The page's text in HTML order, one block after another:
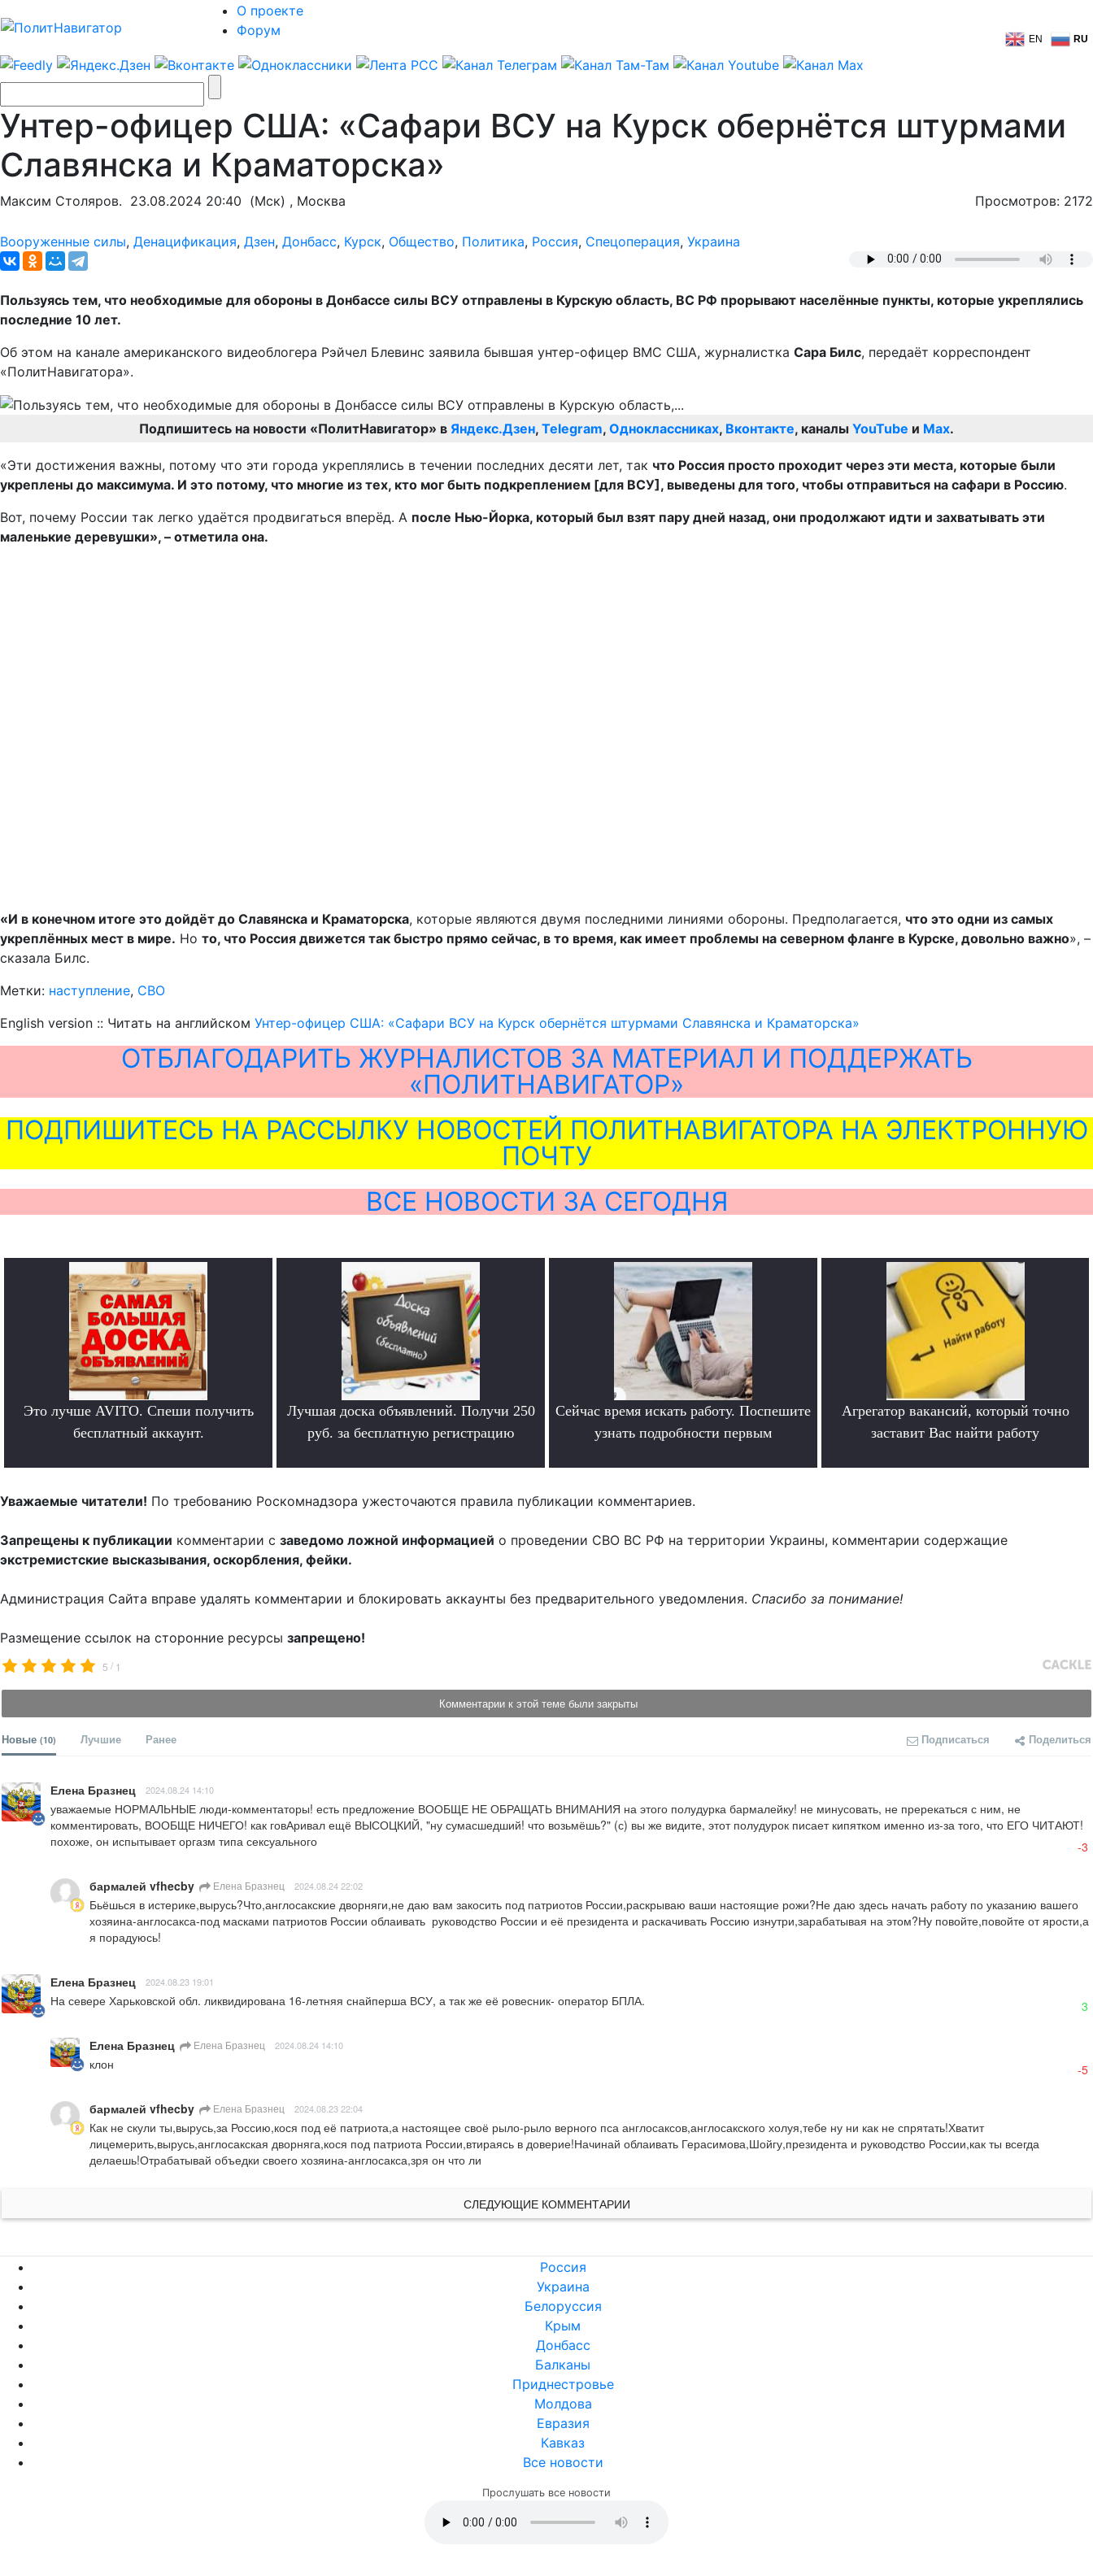
О проекте
Форум
EN RU
Унтер-офицер США: «Сафари ВСУ на Курск обернётся штурмами
Славянска и Краматорска»
Максим Столяров. 23.08.2024 20:40 (Мск) , Москва Просмотров: 2172
Вооруженные силы, Денацификация, Дзен, Донбасс, Курск, Общество, Политика, Россия, Спецоперация, Украина
Пользуясь тем, что необходимые для обороны в Донбассе силы ВСУ отправлены в Курскую область, ВС РФ прорывают населённые пункты, которые укреплялись
последние 10 лет.
Об этом на канале американского видеоблогера Рэйчел Блевинс заявила бывшая унтер-офицер ВМС США, журналистка Сара Билс, передаёт корреспондент
«ПолитНавигатора».
Подпишитесь на новости «ПолитНавигатор» в Яндекс.Дзен, Telegram, Одноклассниках, Вконтакте, каналы YouTube и Max.
«Эти достижения важны, потому что эти города укреплялись в течении последних десяти лет, так что Россия просто проходит через эти места, которые были
укреплены до максимума. И это потому, что многие из тех, кто мог быть подкреплением [для ВСУ], выведены для того, чтобы отправиться на сафари в Россию.
Вот, почему России так легко удаётся продвигаться вперёд. А после Нью-Йорка, который был взят пару дней назад, они продолжают идти и захватывать эти
маленькие деревушки», – отметила она.
«И в конечном итоге это дойдёт до Славянска и Краматорска, которые являются двумя последними линиями обороны. Предполагается, что это одни из самых
укреплённых мест в мире. Но то, что Россия движется так быстро прямо сейчас, в то время, как имеет проблемы на северном фланге в Курске, довольно важно», –
сказала Билс.
Метки: наступление, СВО
English version :: Читать на английском Унтер-офицер США: «Сафари ВСУ на Курск обернётся штурмами Славянска и Краматорска»
ОТБЛАГОДАРИТЬ ЖУРНАЛИСТОВ ЗА МАТЕРИАЛ И ПОДДЕРЖАТЬ
«ПОЛИТНАВИГАТОР»
ПОДПИШИТЕСЬ НА РАССЫЛКУ НОВОСТЕЙ ПОЛИТНАВИГАТОРА НА ЭЛЕКТРОННУЮ
ПОЧТУ
ВСЕ НОВОСТИ ЗА СЕГОДНЯ
Это лучше AVITO. Спеши получить
бесплатный аккаунт.
Лучшая доска объявлений. Получи 250
руб. за бесплатную регистрацию
Сейчас время искать работу. Поспешите
узнать подробности первым
Агрегатор вакансий, который точно
заставит Вас найти работу
Уважаемые читатели! По требованию Роскомнадзора ужесточаются правила публикации комментариев.
Запрещены к публикации комментарии с заведомо ложной информацией о проведении СВО ВС РФ на территории Украины, комментарии содержащие
экстремистские высказывания, оскорбления, фейки.
Администрация Сайта вправе удалять комментарии и блокировать аккаунты без предварительного уведомления. Спасибо за понимание!
Размещение ссылок на сторонние ресурсы запрещено!
5 / 1
Комментарии к этой теме были закрыты
Новые (10) Лучшие Ранее Подписаться Поделиться
Елена Бразнец 2024.08.24 14:10
уважаемые НОРМАЛЬНЫЕ люди-комментаторы! есть предложение ВООБЩЕ НЕ ОБРАЩАТЬ ВНИМАНИЯ на этого полудурка бармалейку! не минусовать, не пререкаться с ним, не
комментировать, ВООБЩЕ НИЧЕГО! как говАривал ещё ВЫСОЦКИЙ, "ну сумасшедший! что возьмёшь?" (с) вы же видите, этот полудурок писает кипятком именно из-за того, что ЕГО ЧИТАЮТ!
похоже, он испытывает оргазм типа сексуального
-3
бармалей vfhecby Елена Бразнец 2024.08.24 22:02
Бьёшься в истерике,вырусь?Что,англосакские дворняги,не даю вам закосить под патриотов России,раскрываю ваши настоящие рожи?Не даю здесь начать работу по указанию вашего
хозяина-англосакса-под масками патриотов России облаивать  руководство России и её президента и раскачивать Россию изнутри,зарабатывая на этом?Ну повойте,повойте от ярости,а
я порадуюсь!
Елена Бразнец 2024.08.23 19:01
На севере Харьковской обл. ликвидирована 16-летняя снайперша ВСУ, а так же её ровесник- оператор БПЛА. 3
Елена Бразнец Елена Бразнец 2024.08.24 14:10
клон -5
бармалей vfhecby Елена Бразнец 2024.08.23 22:04
Как не скули ты,вырусь,за Россию,кося под её патриота,а настоящее своё рыло-рыло верного пса англосаксов,англосакского холуя,тебе ну ни как не спрятать!Хватит
лицемерить,вырусь,англосакская дворняга,кося под патриота России,втираясь в доверие!Начинай облаивать Герасимова,Шойгу,президента и руководство России,как ты всегда
делаешь!Отрабатывай объедки своего хозяина-англосакса,зря он что ли
СЛЕДУЮЩИЕ КОММЕНТАРИИ
Россия
Украина
Белоруссия
Крым
Донбасс
Балканы
Приднестровье
Молдова
Евразия
Кавказ
Все новости
Прослушать все новости